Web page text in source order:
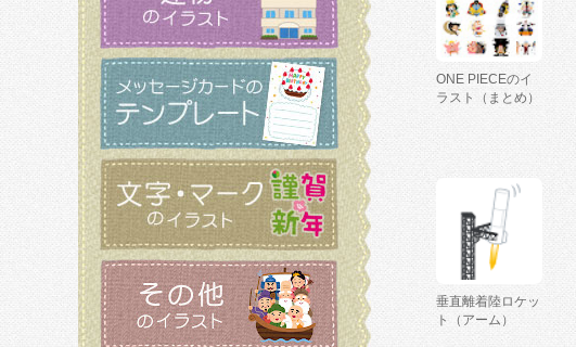
ONE PIECEのイ
ラスト（まとめ）
垂直離着陸ロケッ
ト（アーム）